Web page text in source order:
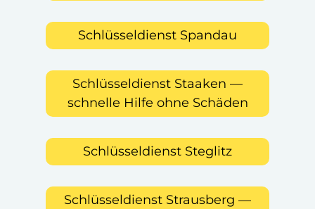
Schlüsseldienst Spandau
Schlüsseldienst Staaken —
schnelle Hilfe ohne Schäden
Schlüsseldienst Steglitz
Schlüsseldienst Strausberg —